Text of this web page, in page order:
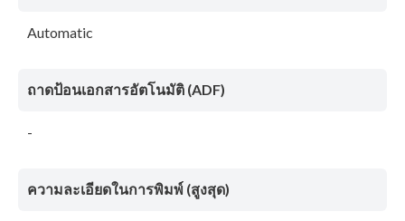
Automatic
ถาดป้อนเอกสารอัตโนมัติ (ADF)
-
ความละเอียดในการพิมพ์ (สูงสุด)